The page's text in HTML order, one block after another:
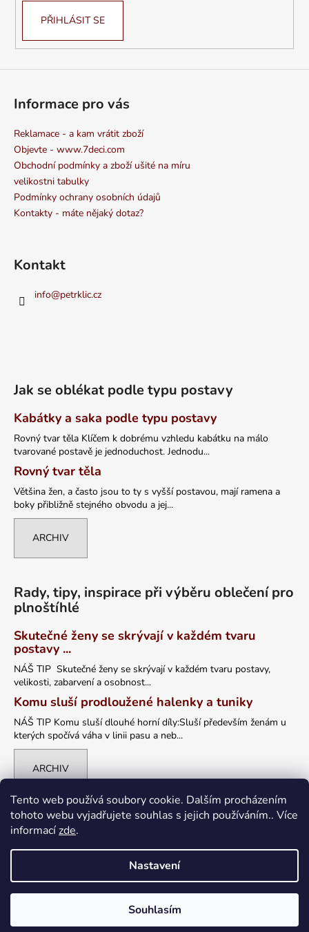
Tento web používá soubory cookie. Dalším procházením
tohoto webu vyjadřujete souhlas s jejich používáním.. Více
informacízde.
Nastavení
Souhlasím
PŘIHLÁSIT SE
Informace pro vás
Reklamace - a kam vrátit zboží
Objevte - www.7deci.com
Obchodní podmínky a zboží ušité na míru
velikostni tabulky
Podmínky ochrany osobních údajů
Kontakty - máte nějaký dotaz?
Kontakt
info@petrklic.cz
Jak se oblékat podle typu postavy
Kabátky a saka podle typu postavy
Rovný tvar těla Klíčem k dobrému vzhledu kabátku na málo
tvarované postavě je jednoduchost. Jednodu...
Rovný tvar těla
Většina žen, a často jsou to ty s vyšší postavou, mají ramena a
boky přibližně stejného obvodu a jej...
ARCHIV
Rady, tipy, inspirace při výběru oblečení pro
plnoštíhlé
Skutečné ženy se skrývají v každém tvaru
postavy ...
NÁŠ TIP Skutečné ženy se skrývají v každém tvaru postavy,
velikosti, zabarvení a osobnost...
Komu sluší prodloužené halenky a tuniky
NÁŠ TIP Komu sluší dlouhé horní díly:Sluší především ženám u
kterých spočívá váha v linii pasu a neb...
ARCHIV
petrklic.cz. Všechna práva vyhrazena.